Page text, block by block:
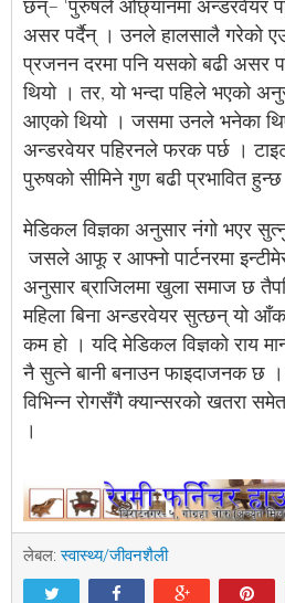
छन्– ‘पुरुषले ओछ्यानमा अन्डरवेयर
असर पर्दैन् । उनले हालसालै गरेको
प्रजनन दरमा पनि यसको बढी असर
थियो । तर, यो भन्दा पहिले भएको
आएको थियो । जसमा उनले भनेका
अन्डरवेयर पहिरनले फरक पर्छ ।
पुरुषको सीमिने गुण बढी प्रभावित
मेडिकल विज्ञका अनुसार नंगो भएर
जसले आफू र आफ्नो पार्टनरमा
अनुसार ब्राजिलमा खुला समाज छ
महिला बिना अन्डरवेयर सुत्छन् यो
कम हो । यदि मेडिकल विज्ञको राय
नै सुत्ने बानी बनाउन फाइदाजनक छ
विभिन्न रोगसँगै क्यान्सरको खतरा
।
लेबल:स्वास्थ्य/जीवनशैली